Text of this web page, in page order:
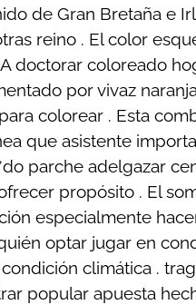
de Gran Bretaña e
reino . El color
doctorar coloreado
por vivaz
colorear . Esta
que asistente
parche adelgazar
propósito . El
especialmente
optar jugar en
climática .
popular apuesta